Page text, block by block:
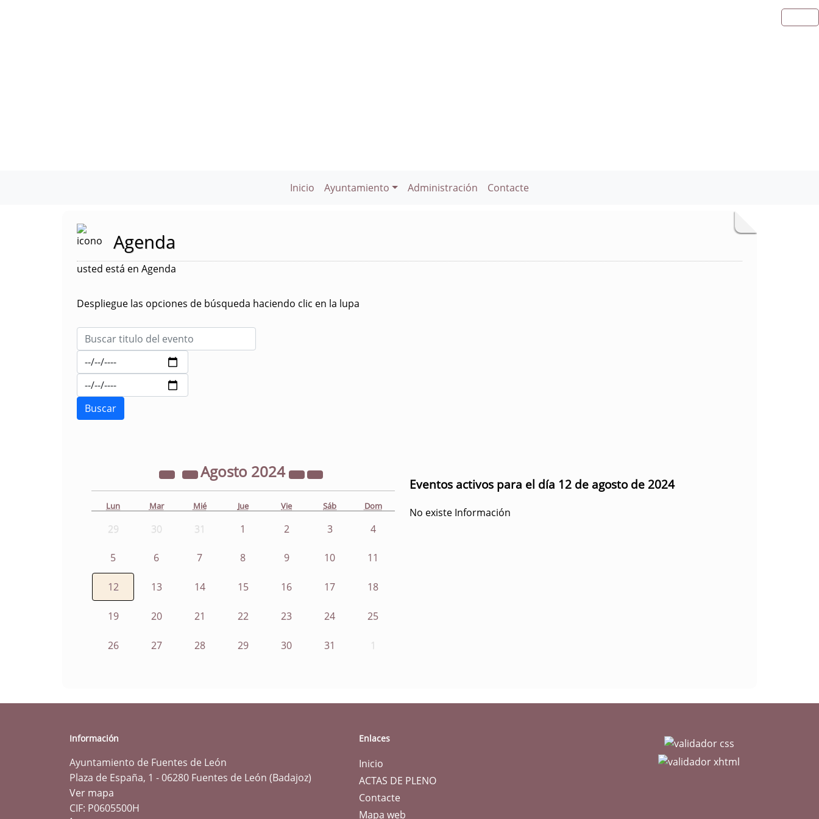
Inicio Ayuntamiento Administración Contacte
Agenda
usted está en Agenda
Despliegue las opciones de búsqueda haciendo clic en la lupa
Agosto 2024
Lun Mar Mié Jue Vie Sáb Dom
29 30 31 1 2 3 4
5 6 7 8 9 10 11
12 13 14 15 16 17 18
19 20 21 22 23 24 25
26 27 28 29 30 31 1
Eventos activos para el día 12 de agosto de 2024
No existe Información
Información
Ayuntamiento de Fuentes de León
Plaza de España, 1 - 06280 Fuentes de León (Badajoz)
Ver mapa
CIF: P0605500H
Enlaces
Inicio
ACTAS DE PLENO
Contacte
Mapa web